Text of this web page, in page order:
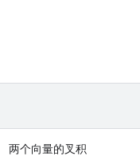
两个向量的叉积